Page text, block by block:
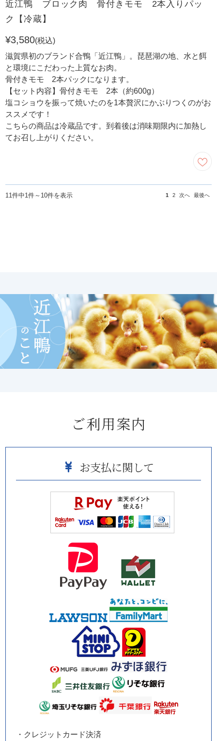
近江鴨 ブロック肉 骨付きモモ 2本入りパッ
ク【冷蔵】
¥3,580(税込)
滋賀県初のブランド合鴨「近江鴨」。琵琶湖の地、水と餌
と環境にこだわった上質なお肉。
骨付きモモ 2本パックになります。
【セット内容】骨付きモモ 2本（約600g）
塩コショウを振って焼いたのを1本贅沢にかぶりつくのがお
ススメです！
こちらの商品は冷蔵品です。到着後は消味期限内に加熱し
てお召し上がりください。
11件中1件～10件を表示 1 2 次へ 最後へ
ご利用案内
お支払に関して
・クレジットカード決済